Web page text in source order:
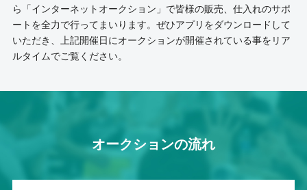
ら「インターネットオークション」で皆様の販売、仕入れのサポ
ートを全力で行ってまいります。ぜひアプリをダウンロードして
いただき、上記開催日にオークションが開催されている事をリア
ルタイムでご覧ください。
オークションの流れ